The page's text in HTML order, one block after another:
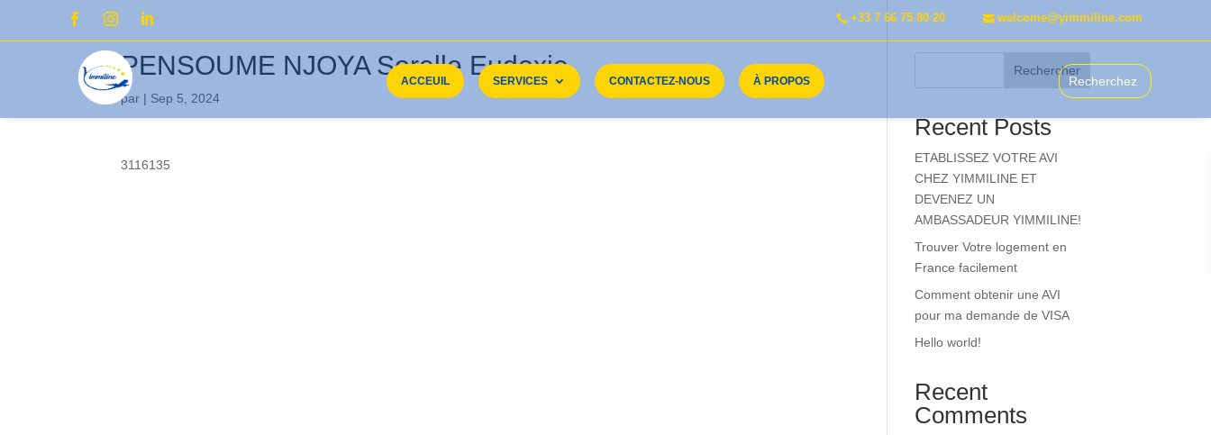
+33 7 66 75 80 20 welcome@yimmiline.com
ACCEUIL SERVICES CONTACTEZ-NOUS À PROPOS
PENSOUME NJOYA Sorelle Eudoxie
par | Sep 5, 2024
3116135
Rechercher
Recent Posts
ETABLISSEZ VOTRE AVI
CHEZ YIMMILINE ET
DEVENEZ UN
AMBASSADEUR YIMMILINE!
Trouver Votre logement en
France facilement
Comment obtenir une AVI
pour ma demande de VISA
Hello world!
Recent
Comments